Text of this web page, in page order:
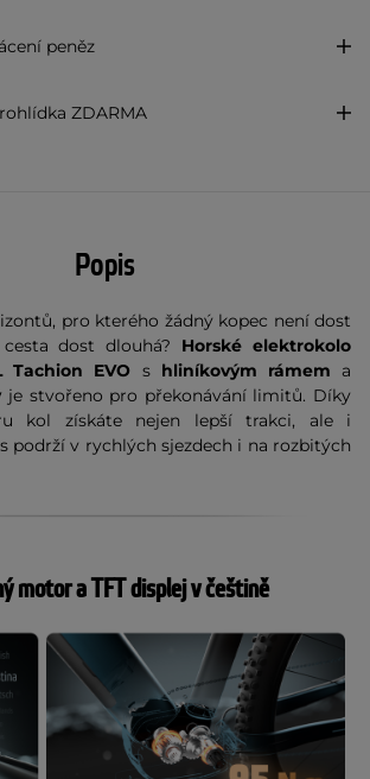
peněz
ZDARMA
Popis
pro kterého žádný kopec není dost
dost dlouhá? Horské elektrokolo
Tachion EVO s hliníkovým rámem a
je stvořeno pro překonávání limitů. Díky
kol získáte nejen lepší trakci, ale i
podrží v rychlých sjezdech i na rozbitých
motor a TFT displej v češtině